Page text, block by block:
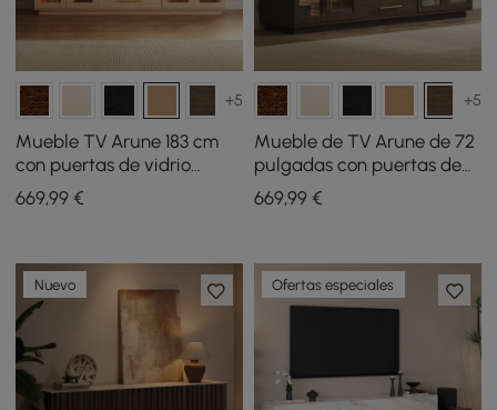
+5
Mueble TV Arune 183 cm
con puertas de vidrio
arqueadas, almacenaje y
luz LED - natural
669,99 €
+5
Mueble de TV Arune de 72
pulgadas con puertas de
vidrio arqueadas color
marrón ahumado,
669,99€
Nuevo Ofertas especiales